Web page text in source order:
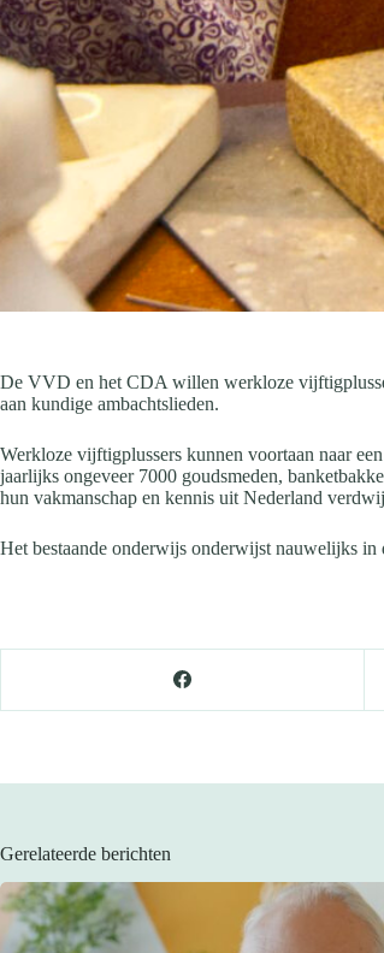
De VVD en het CDA willen werkloze
aan kundige ambachtslieden.
Werkloze vijftigplussers kunnen voortaan naar
jaarlijks ongeveer 7000 goudsmeden,
hun vakmanschap en kennis uit Nederland
Het bestaande onderwijs onderwijst nauwelijks in
Gerelateerde berichten